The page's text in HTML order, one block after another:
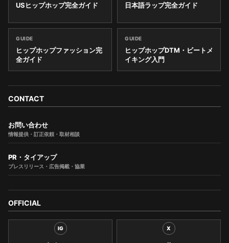
USヒップホップ完全ガイド 日本語ラップ完全ガイド
GUIDE
ヒップホップファッション完
全ガイド
GUIDE
ヒップホップDTM・ビートメ
イキング入門
CONTACT
お問い合わせ
情報提供・訂正依頼・取材相談
PR・タイアップ
プレスリリース・広告掲載・協業
OFFICIAL
IG X